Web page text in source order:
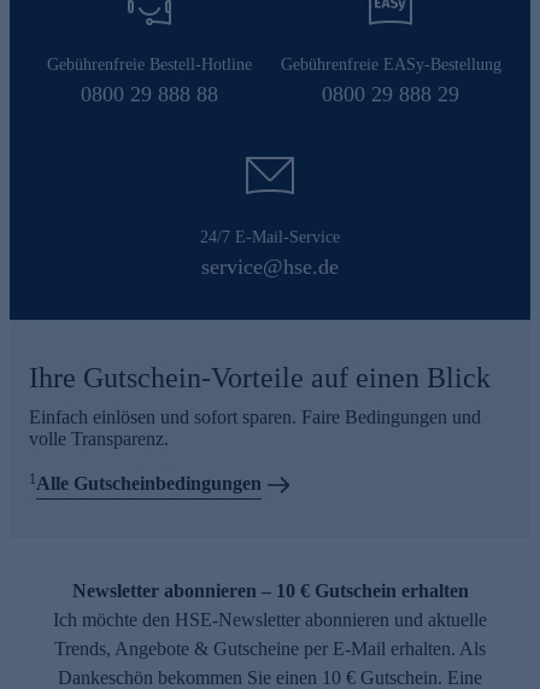
Gebührenfreie Bestell-Hotline
0800 29 888 88
Gebührenfreie EASy-Bestellung
0800 29 888 29
24/7 E-Mail-Service
service@hse.de
Ihre Gutschein-Vorteile auf einen Blick
Einfach einlösen und sofort sparen. Faire Bedingungen und
volle Transparenz.
1Alle Gutscheinbedingungen
Newsletter abonnieren – 10 € Gutschein erhalten
Ich möchte den HSE-Newsletter abonnieren und aktuelle
Trends, Angebote & Gutscheine per E-Mail erhalten. Als
Dankeschön bekommen Sie einen 10 € Gutschein. Eine